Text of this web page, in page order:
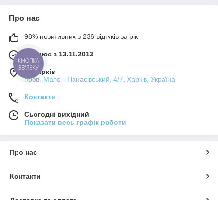
Про нас
98% позитивних з 236 відгуків за рік
Працює з 13.11.2013
м. Харків
пров. Мало - Панасівський, 4/7, Харків, Україна
Контакти
Сьогодні вихідний
Показати весь графік роботи
Про нас
Контакти
КНОПКА
ЗВ'ЯЗКУ